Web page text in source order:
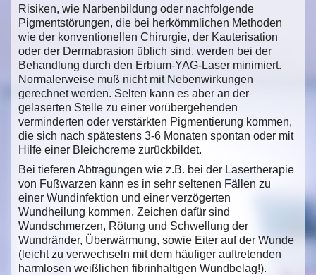
Risiken, wie Narbenbildung oder nachfolgende
Pigmentstörungen, die bei herkömmlichen Methoden
wie der konventionellen Chirurgie, der Kauterisation
oder der Dermabrasion üblich sind, werden bei der
Behandlung durch den Erbium-YAG-Laser minimiert.
Normalerweise muß nicht mit Nebenwirkungen
gerechnet werden. Selten kann es aber an der
gelaserten Stelle zu einer vorübergehenden
verminderten oder verstärkten Pigmentierung kommen,
die sich nach spätestens 3-6 Monaten spontan oder mit
Hilfe einer Bleichcreme zurückbildet.
Bei tieferen Abtragungen wie z.B. bei der Lasertherapie
von Fußwarzen kann es in sehr seltenen Fällen zu
einer Wundinfektion und einer verzögerten
Wundheilung kommen. Zeichen dafür sind
Wundschmerzen, Rötung und Schwellung der
Wundränder, Überwärmung, sowie Eiter auf der Wunde
(leicht zu verwechseln mit dem häufiger auftretenden
harmlosen weißlichen fibrinhaltigen Wundbelag!).